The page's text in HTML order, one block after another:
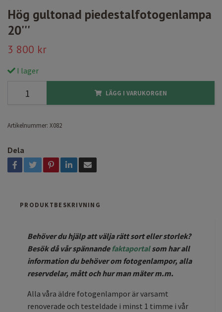
Hög gultonad piedestalfotogenlampa
20'''
3 800 kr
I lager
LÄGG I VARUKORGEN
Artikelnummer: X082
Dela
PRODUKTBESKRIVNING
Behöver du hjälp att välja rätt sort eller storlek?
Besök då vår spännandefaktaportalsom har all
information du behöver om fotogenlampor, alla
reservdelar, mått och hur man mäter m.m.
Alla våra äldre fotogenlampor är varsamt
renoverade och testeldade i minst 1 timme i vår